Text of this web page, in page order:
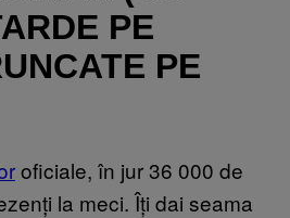
PE
PE
oficiale, în jur 36 000 de
la meci. Îți dai seama